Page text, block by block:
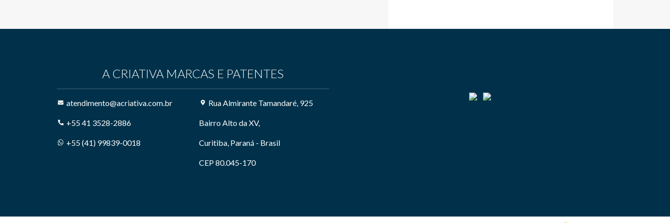
A CRIATIVA MARCAS E PATENTES
atendimento@acriativa.com.br
+55 41 3528-2886
+55 (41) 99839-0018
Rua Almirante Tamandaré, 925
Bairro Alto da XV,
Curitiba, Paraná - Brasil
CEP 80.045-170